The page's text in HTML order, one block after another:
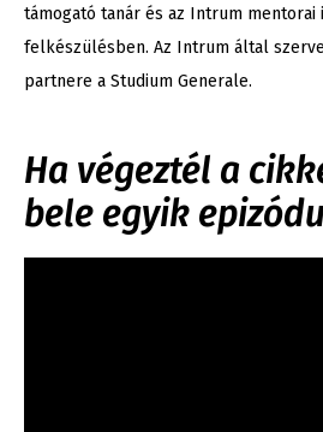
támogató tanár és az Intrum
felkészülésben. Az Intrum által
partnere a Studium Generale.
Ha végeztél a
bele egyik